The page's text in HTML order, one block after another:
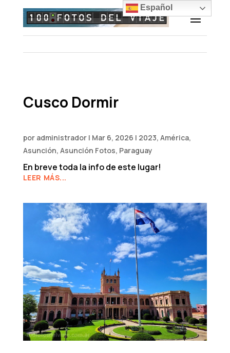
Cusco Dormir
por administrador| Mar 6, 2026 | 2023, América,
Asunción, Asunción Fotos, Paraguay
En breve toda la info de este lugar!
LEER MÁS...
Español